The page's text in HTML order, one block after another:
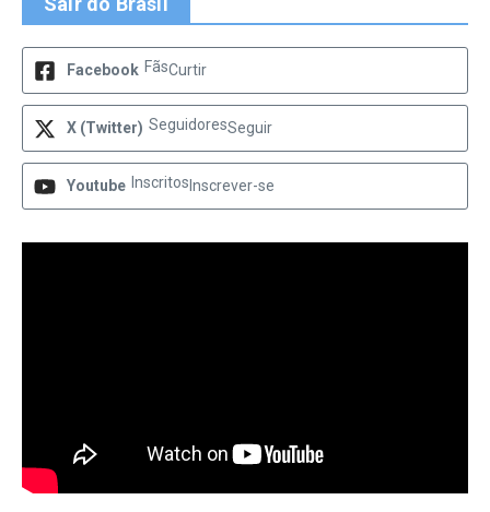
Facebook FãsCurtir
X (Twitter) SeguidoresSeguir
Youtube Inscritos Inscrever-se